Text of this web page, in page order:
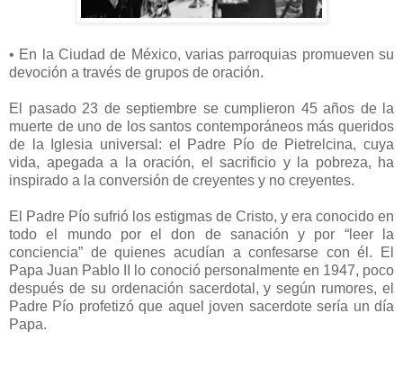
• En la Ciudad de México, varias parroquias promueven su
devoción a través de grupos de oración.
El pasado 23 de septiembre se cumplieron 45 años de la
muerte de uno de los santos contemporáneos más queridos
de la Iglesia universal: el Padre Pío de Pietrelcina, cuya
vida, apegada a la oración, el sacrificio y la pobreza, ha
inspirado a la conversión de creyentes y no creyentes.
El Padre Pío sufrió los estigmas de Cristo, y era conocido en
todo el mundo por el don de sanación y por “leer la
conciencia” de quienes acudían a confesarse con él. El
Papa Juan Pablo II lo conoció personalmente en 1947, poco
después de su ordenación sacerdotal, y según rumores, el
Padre Pío profetizó que aquel joven sacerdote sería un día
Papa.